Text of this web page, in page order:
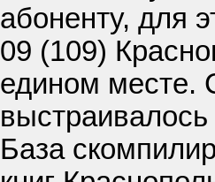
абоненту, для
09 (109)
едином месте.
База